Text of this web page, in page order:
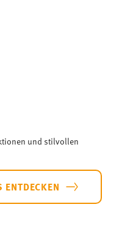
und stilvollen